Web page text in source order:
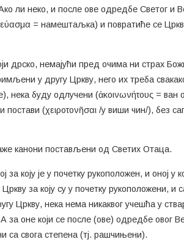
ли неко, и после ове одредбе Светог и
= намештаљка) и повратиће се Цркви
дрско, немајући пред очима ни страх
у другу Цркву, него их треба
нека буду одлучени (ἀκοινωνήτους =
(χειροτονῆσαι /у виши чин/), без
канони постављени од Светих Отаца.
коју је у почетку рукоположен, и оној у
за коју су у почетку рукоположени, и
Цркву, нека нема никаквог учешћа у
оне који се после (ове) одредбе овог
са свога степена (тј. рашчињени).